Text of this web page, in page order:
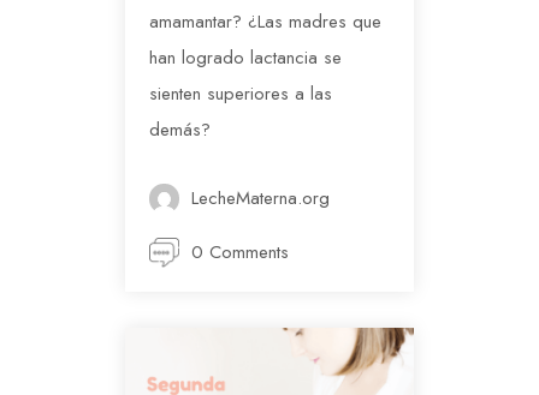
amamantar? ¿Las madres que
han logrado lactancia se
sienten superiores a las
demás?
LecheMaterna.org
0 Comments